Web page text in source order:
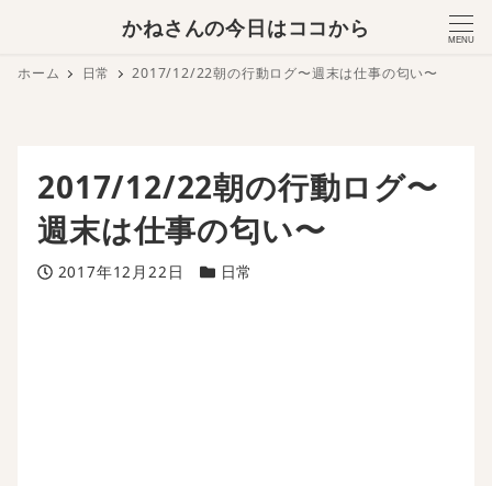
かねさんの今日はココから
MENU
ホーム 日常 2017/12/22朝の行動ログ〜週末は仕事の匂い〜
2017/12/22朝の行動ログ〜
週末は仕事の匂い〜
投稿日
2017年12月22日 カテゴリー
日常